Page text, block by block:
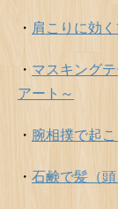
・ 肩こりに効
・ マスキング
アート～
・ 腕相撲で起
・ 石鹸で髪（